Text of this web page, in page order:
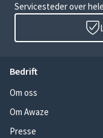
Servicesteder over
Bedrift
Om oss
Om Awaze
Presse